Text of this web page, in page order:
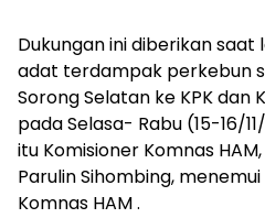
Dukungan ini diberikan
adat terdampak perkebun
Sorong Selatan ke KPK dan
pada Selasa- Rabu (15-16/
itu Komisioner Komnas
Parulin Sihombing,
Komnas HAM .